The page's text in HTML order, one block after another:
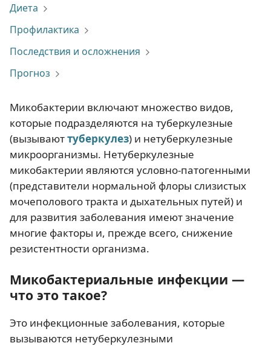
Диета
Профилактика
Последствия и осложнения
Прогноз
Микобактерии включают множество видов,
которые подразделяются на туберкулезные
(вызываюттуберкулез) и нетуберкулезные
микроорганизмы. Нетуберкулезные
микобактерии являются условно-патогенными
(представители нормальной флоры слизистых
мочеполового тракта и дыхательных путей) и
для развития заболевания имеют значение
многие факторы и, прежде всего, снижение
резистентности организма.
Микобактериальные инфекции —
что это такое?
Это инфекционные заболевания, которые
вызываются нетуберкулезными